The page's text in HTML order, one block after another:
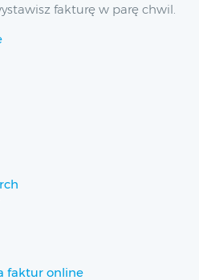
fakturę w parę chwil.
faktur online